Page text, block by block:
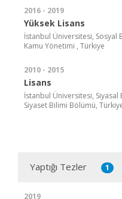
2016 - 2019
Yüksek Lisans
İstanbul Üniversitesi, Sosyal
Kamu Yönetimi , Türkiye
2010 - 2015
Lisans
İstanbul Üniversitesi,
Siyaset Bilimi Bölümü,
Yaptığı Tezler 1
2019